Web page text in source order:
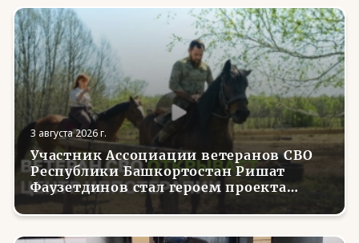
3 августа 2026 г.
Участник Ассоциации ветеранов СВО
Республики Башкортостан Ришат
Фаузетдинов стал героем проекта
телеканала RT.Док «Держи удар! С
Николаем Валуевым»